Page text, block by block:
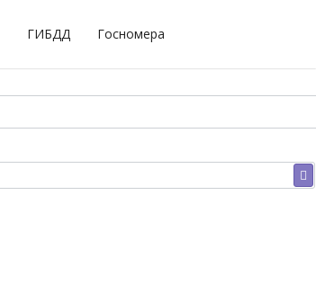
ГИБДД Госномера